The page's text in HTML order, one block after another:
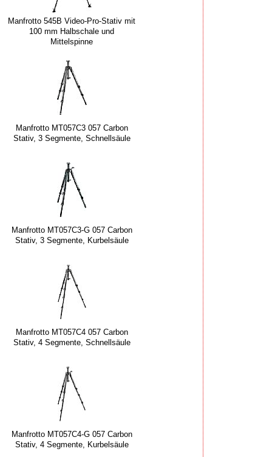
Manfrotto 545B Video-Pro-Stativ mit
100 mm Halbschale und
Mittelspinne
Manfrotto MT057C3 057 Carbon
Stativ, 3 Segmente, Schnellsäule
Manfrotto MT057C3-G 057 Carbon
Stativ, 3 Segmente, Kurbelsäule
Manfrotto MT057C4 057 Carbon
Stativ, 4 Segmente, Schnellsäule
Manfrotto MT057C4-G 057 Carbon
Stativ, 4 Segmente, Kurbelsäule